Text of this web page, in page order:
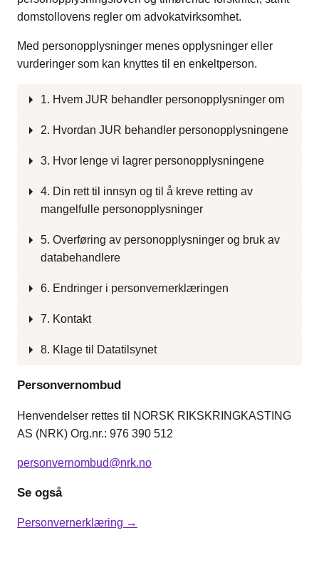
domstollovens regler om advokatvirksomhet.
Med personopplysninger menes opplysninger eller
vurderinger som kan knyttes til en enkeltperson.
1. Hvem JUR behandler personopplysninger om
2. Hvordan JUR behandler personopplysningene
3. Hvor lenge vi lagrer personopplysningene
4. Din rett til innsyn og til å kreve retting av
mangelfulle personopplysninger
5. Overføring av personopplysninger og bruk av
databehandlere
6. Endringer i personvernerklæringen
7. Kontakt
8. Klage til Datatilsynet
Personvernombud
Henvendelser rettes til NORSK RIKSKRINGKASTING
AS (NRK) Org.nr.: 976 390 512
personvernombud@nrk.no
Se også
Personvernerklæring →